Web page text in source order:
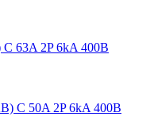
63A 2P 6kA 400В